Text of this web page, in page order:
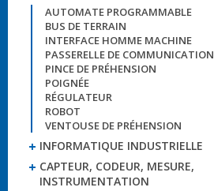
AUTOMATE PROGRAMMABLE
BUS DE TERRAIN
INTERFACE HOMME MACHINE
PASSERELLE DE COMMUNICATION
PINCE DE PRÉHENSION
POIGNÉE
RÉGULATEUR
ROBOT
VENTOUSE DE PRÉHENSION
INFORMATIQUE INDUSTRIELLE
CAPTEUR, CODEUR, MESURE,
INSTRUMENTATION